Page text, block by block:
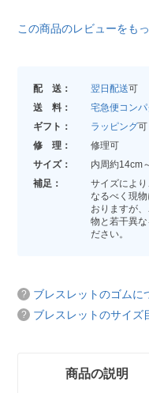
この商品のレビューをも
配 送： 翌日配送可
送 料：
宅急便コンパ
ギフト：
ラッピング可
修 理：
修理可
サイズ：
内周約14cm
補足：
サイズにより
なるべく現
おりますが
物と若干異
ださい。
ブレスレットのゴムに
ブレスレットのサイズ
商品の説明